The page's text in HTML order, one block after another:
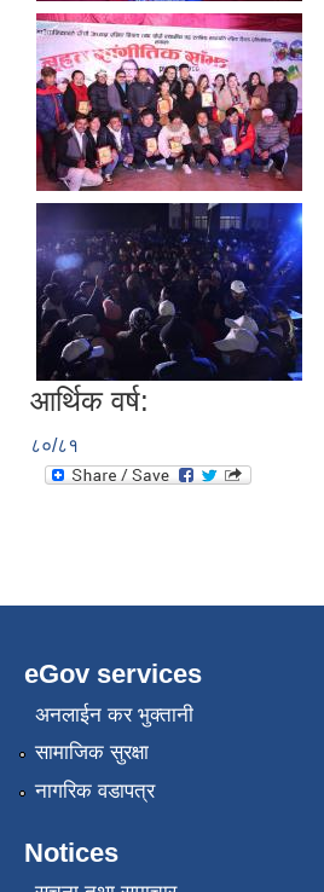
आर्थिक वर्ष:
८०/८१
eGov services
अनलाईन कर भुक्तानी
सामाजिक सुरक्षा
नागरिक वडापत्र
Notices